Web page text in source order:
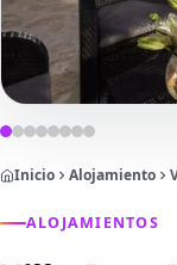
Inicio Alojamiento
ALOJAMIENTOS